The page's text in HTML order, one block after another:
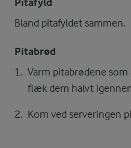
Pitafyld
Bland pitafyldet sammen.
Pitabrød
Varm pitabrødene
flæk dem halvt
Kom ved serveringen